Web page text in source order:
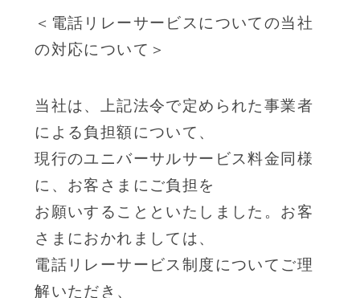
＜電話リレーサービスについての当社
の対応について＞
当社は、上記法令で定められた事業者
による負担額について、
現行のユニバーサルサービス料金同様
に、お客さまにご負担を
お願いすることといたしました。お客
さまにおかれましては、
電話リレーサービス制度についてご理
解いただき、